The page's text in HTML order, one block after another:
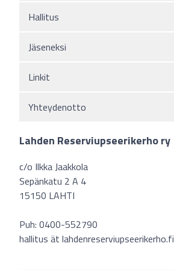
Hallitus
Jäseneksi
Linkit
Yhteydenotto
Lahden Reserviupseerikerho ry
c/o Ilkka Jaakkola
Sepänkatu 2 A 4
15150 LAHTI
Puh: 0400-552790
hallitus ät lahdenreserviupseerikerho.fi